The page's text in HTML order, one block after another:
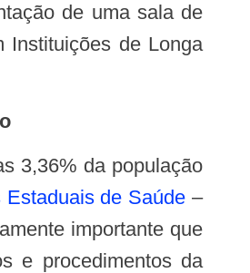
de uma sala de
Instituições de Longa
de Saúde –
importante que
e procedimentos da